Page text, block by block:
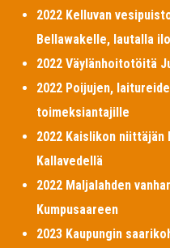
2022 Kelluvan
Bellawakelle, lautalla
2022 Väylänhoitotöitä
2022 Poijujen,
toimeksiantajille
2022 Kaislikon
Kallavedellä
2022 Maljalahden
Kumpusaareen
2023 Kaupungin